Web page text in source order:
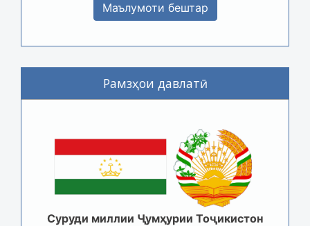
Маълумоти бештар
Рамзҳои давлатӣ
Суруди миллии Ҷумҳурии Тоҷикистон